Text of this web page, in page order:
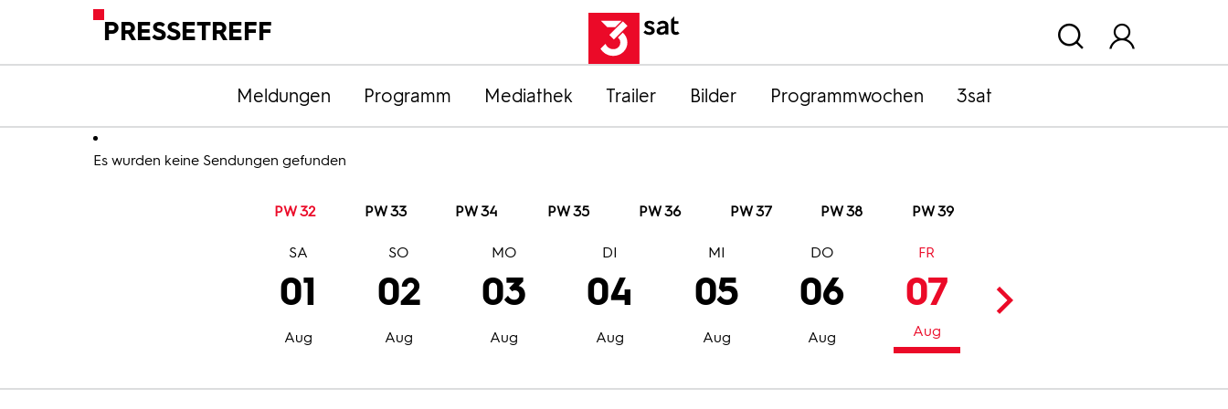
PRESSETREFF
Meldungen Programm Mediathek Trailer Bilder Programmwochen 3sat
Es wurden keine Sendungen gefunden
PW 32 PW 33 PW 34 PW 35 PW 36 PW 37 PW 38 PW 39
01
Aug
SA
02
Aug
SO
03
Aug
MO
04
Aug
DI
05
Aug
MI
06
Aug
DO
07
Aug
FR
08